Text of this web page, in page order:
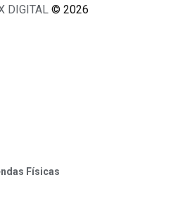
DIGITAL © 2026
Físicas